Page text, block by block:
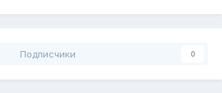
Подписчики 0